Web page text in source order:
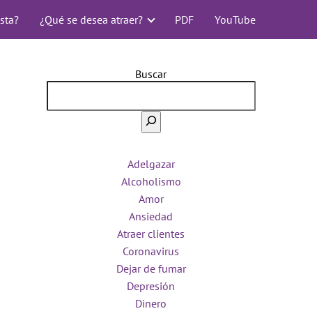
¿Qué se desea atraer? PDF YouTube
Buscar
Adelgazar
Alcoholismo
Amor
Ansiedad
Atraer clientes
Coronavirus
Dejar de fumar
Depresión
Dinero